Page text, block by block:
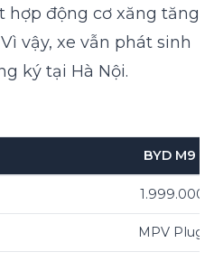
hợp động cơ xăng tăng
vậy, xe vẫn phát sinh
ký tại Hà Nội.
BYD M9
MPV